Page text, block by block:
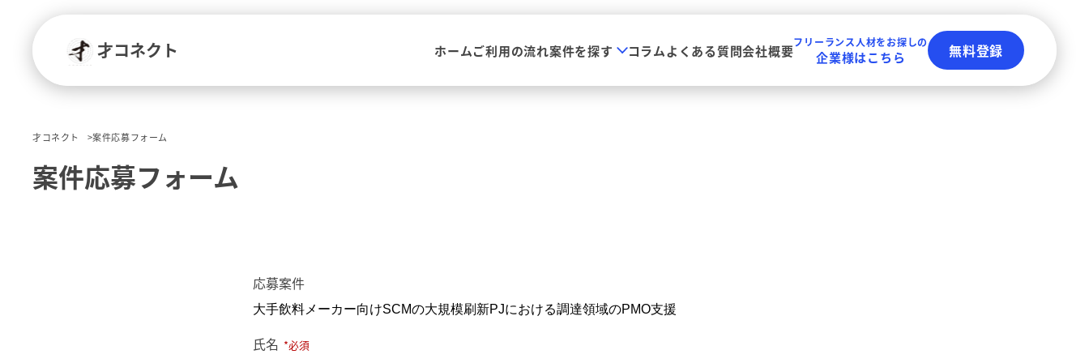
才コネクト ホームご利用の流れ案件を探す コラムよくある質問会社概要
フリーランス人材をお探しの
企業様はこちら 無料登録
才コネクト 案件応募フォーム
案件応募フォーム
応募案件
氏名